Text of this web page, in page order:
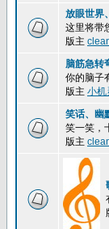
放眼世界
这里将带
版主
脑筋急转
你的脑子
版主 小机
笑话、幽
笑一笑，
版主